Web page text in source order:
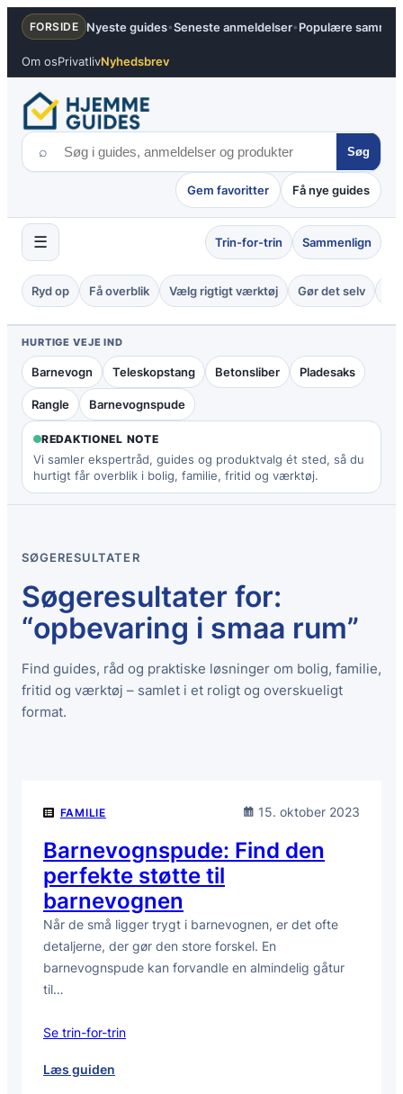
Spring
indhold
FORSIDE Nyeste guides•Seneste anmeldelser• Populære
Om osPrivatlivNyhedsbrev
⌕ Søg
Gem favoritter Få nye guides
☰ Trin-for-trin Sammenlign
Ryd op Få overblik Vælg rigtigt værktøj Gør det selv
HURTIGE VEJE IND
Barnevogn Teleskopstang Betonsliber Pladesaks
Rangle Barnevognspude
REDAKTIONEL NOTE
Vi samler ekspertråd, guides og produktvalg ét sted, så du
hurtigt får overblik i bolig, familie, fritid og værktøj.
SØGERESULTATER
Søgeresultater for:
“opbevaring i smaa rum”
Find guides, råd og praktiske løsninger om bolig, familie,
fritid og værktøj – samlet i et roligt og overskueligt
format.
FAMILIE 15. oktober 2023
Barnevognspude: Find den
perfekte støtte til
barnevognen
Når de små ligger trygt i barnevognen, er det ofte
detaljerne, der gør den store forskel. En
barnevognspude kan forvandle en almindelig gåtur
til…
Se trin-for-trin
Læs guiden